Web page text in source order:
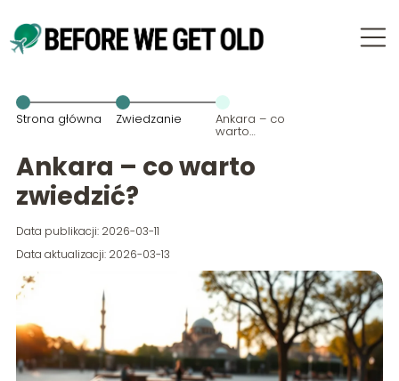
Strona główna Zwiedzanie Ankara – co
warto
Ankara – co warto
zwiedzić?
Data publikacji: 2026-03-11
Data aktualizacji: 2026-03-13